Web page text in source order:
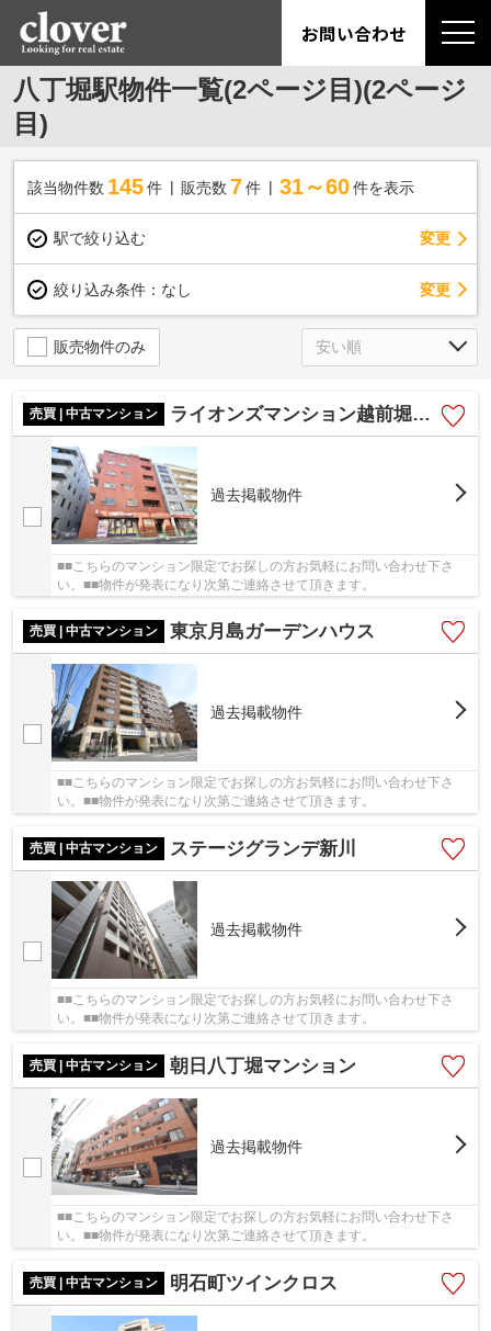
お問い合わせ
八丁堀駅物件一覧(2ページ目)(2ページ
目)
該当物件数 145件 販売数 7 件 31～60 件を表示
駅で絞り込む 変更
絞り込み条件： なし 変更
販売物件のみ
売買 | 中古マンション ライオンズマンション越前堀公園
過去掲載物件
■■こちらのマンション限定でお探しの方お気軽にお問い合わせ下さ
い。■■物件が発表になり次第ご連絡させて頂きます。
売買 | 中古マンション 東京月島ガーデンハウス
過去掲載物件
■■こちらのマンション限定でお探しの方お気軽にお問い合わせ下さ
い。■■物件が発表になり次第ご連絡させて頂きます。
売買 | 中古マンション ステージグランデ新川
過去掲載物件
■■こちらのマンション限定でお探しの方お気軽にお問い合わせ下さ
い。■■物件が発表になり次第ご連絡させて頂きます。
売買 | 中古マンション 朝日八丁堀マンション
過去掲載物件
■■こちらのマンション限定でお探しの方お気軽にお問い合わせ下さ
い。■■物件が発表になり次第ご連絡させて頂きます。
売買 | 中古マンション 明石町ツインクロス